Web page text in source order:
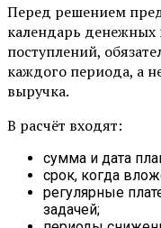
Перед решением
календарь
поступлений,
каждого периода, а
выручка.
В расчёт входят:
сумма и дата
срок, когда
регулярные
задачей;